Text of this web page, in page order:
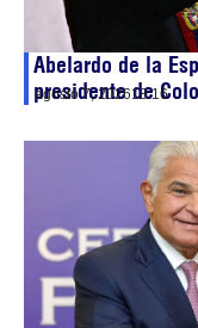
Abelardo de la
presidente de
agosto 7, 202618:16